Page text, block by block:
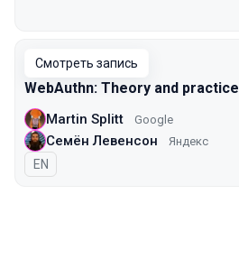
Смотреть запись
WebAuthn: Theory and practice
Martin Splitt Google
Семён Левенсон Яндекс
На английском языке
EN